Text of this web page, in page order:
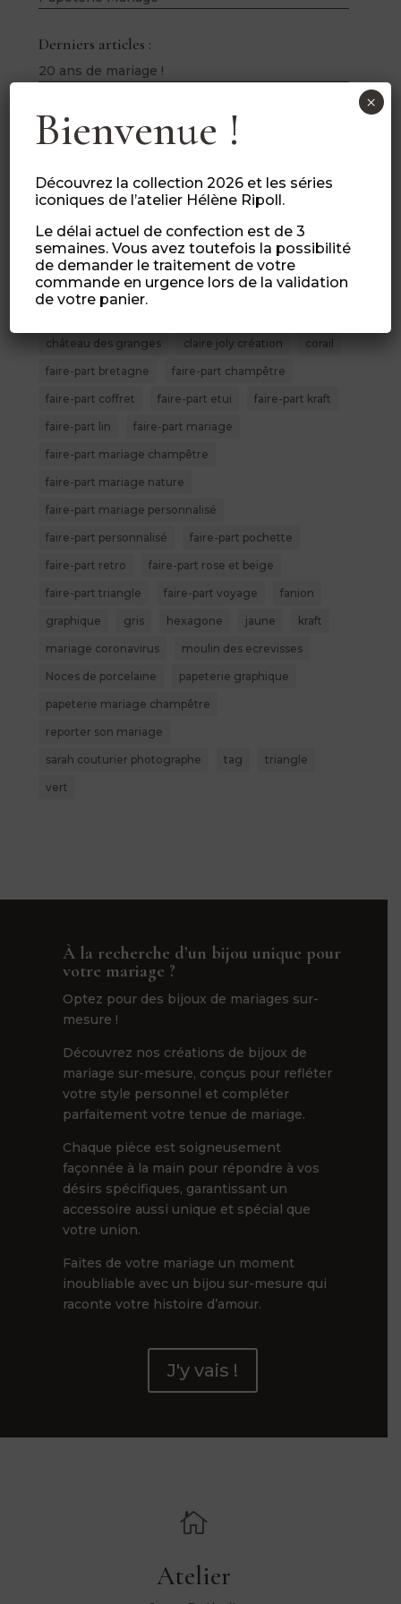
Derniers articles :
20 ans de mariage !
Un week-end au château …
20ans mariage anniversaire de mariage
bakers twine bijou porcelaine blanc
cadeau porcelaine chateau de malliac
château des granges claire joly création corail
faire-part bretagne faire-part champêtre
faire-part coffret faire-part etui faire-part kraft
faire-part lin faire-part mariage
faire-part mariage champêtre
faire-part mariage nature
faire-part mariage personnalisé
faire-part personnalisé faire-part pochette
faire-part retro faire-part rose et beige
faire-part triangle faire-part voyage fanion
graphique gris hexagone jaune kraft
mariage coronavirus moulin des ecrevisses
Noces de porcelaine papeterie graphique
papeterie mariage champêtre
reporter son mariage
sarah couturier photographe tag triangle
vert
À la recherche d’un bijou unique pour
votre mariage ?
Optez pour des bijoux de mariages sur-
mesure !
Découvrez nos créations de bijoux de
mariage sur-mesure, conçus pour refléter
votre style personnel et compléter
parfaitement votre tenue de mariage.
Chaque pièce est soigneusement
façonnée à la main pour répondre à vos
désirs spécifiques, garantissant un
accessoire aussi unique et spécial que
votre union.
Faites de votre mariage un moment
inoubliable avec un bijou sur-mesure qui
raconte votre histoire d’amour.
J'y vais !

Atelier
Bienvenue !
Découvrez la collection 2026 et les séries
iconiques de l’atelier Hélène Ripoll.
Le délai actuel de confection est de 3
semaines. Vous avez toutefois la possibilité
de demander le traitement de votre
commande en urgence lors de la validation
de votre panier.
×